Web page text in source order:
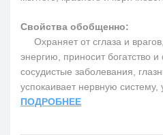
Свойства обобщенно:
Охраняет от сглаза и
энергию, приносит богатство
сосудистые заболевания,
успокаивает нервную систему,
ПОДРОБНЕЕ